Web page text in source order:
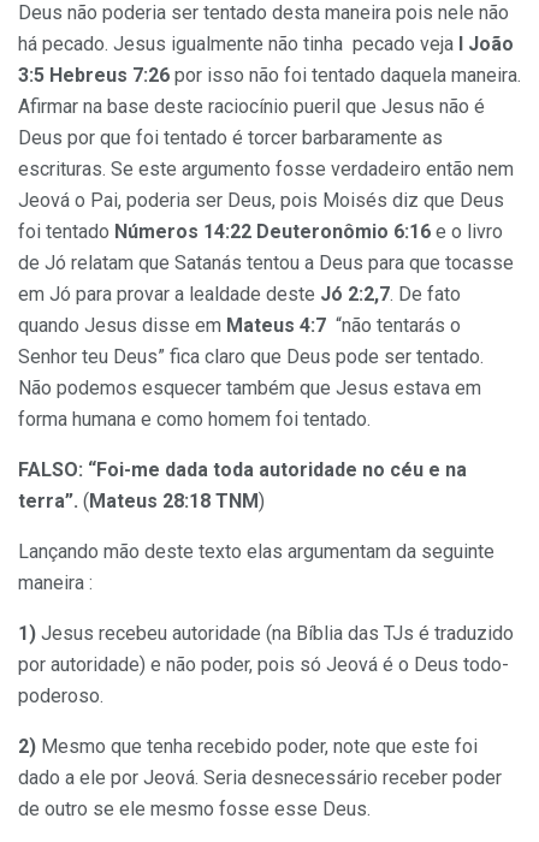
Deus não poderia ser tentado desta maneira pois nele não
há pecado. Jesus igualmente não tinha pecado veja
I João
3:5 Hebreus 7:26 por isso não foi tentado daquela maneira.
Afirmar na base deste raciocínio pueril que Jesus não é
Deus por que foi tentado é torcer barbaramente as
escrituras. Se este argumento fosse verdadeiro então nem
Jeová o Pai, poderia ser Deus, pois Moisés diz que Deus
foi tentado Números 14:22 Deuteronômio 6:16 e o livro
de Jó relatam que Satanás tentou a Deus para que tocasse
em Jó para provar a lealdade deste Jó 2:2,7. De fato
quando Jesus disse em Mateus 4:7 “não tentarás o
Senhor teu Deus” fica claro que Deus pode ser tentado.
Não podemos esquecer também que Jesus estava em
forma humana e como homem foi tentado.
FALSO: “Foi-me dada toda autoridade no céu e na
terra”. ( Mateus 28:18 TNM)
Lançando mão deste texto elas argumentam da seguinte
maneira :
1) Jesus recebeu autoridade (na Bíblia das TJs é traduzido
por autoridade) e não poder, pois só Jeová é o Deus todo-
poderoso.
2) Mesmo que tenha recebido poder, note que este foi
dado a ele por Jeová. Seria desnecessário receber poder
de outro se ele mesmo fosse esse Deus.